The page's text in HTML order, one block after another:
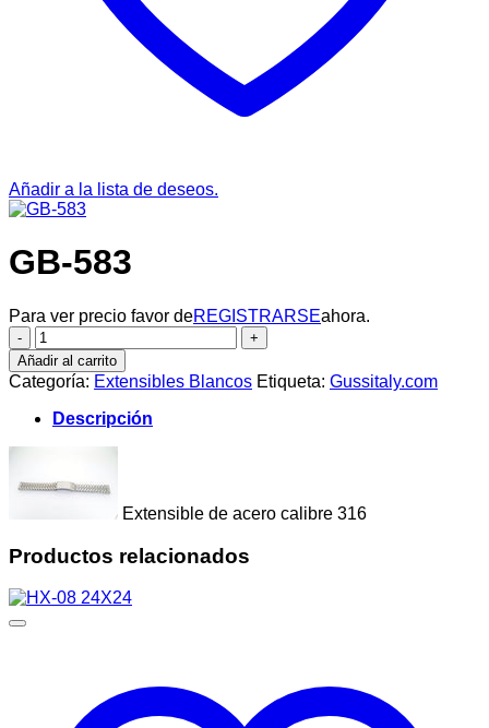
Añadir a la lista de deseos.
GB-583
Para ver precio favor deREGISTRARSEahora.
GB-
583
cantidad
Añadir al carrito
Categoría: Extensibles Blancos Etiqueta: Gussitaly.com
Descripción
Extensible de acero calibre 316
Productos relacionados